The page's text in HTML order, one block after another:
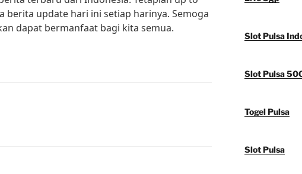
berita update hari ini setiap harinya. Semoga
dapat bermanfaat bagi kita semua.
Slot Pulsa
Slot Pulsa
Togel Pulsa
Slot Pulsa